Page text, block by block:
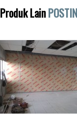
Produk Lain